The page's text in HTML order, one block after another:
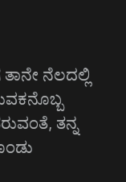
ನೆಲದಲ್ಲಿ
ತನ್ನ